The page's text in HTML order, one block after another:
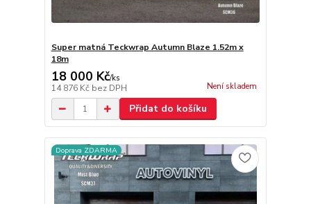
Super matná Teckwrap Autumn Blaze 1.52m x
18m
18 000 Kč/ks
14 876 Kč bez DPH Není skladem
Přidat do košíku
Doprava ZDARMA